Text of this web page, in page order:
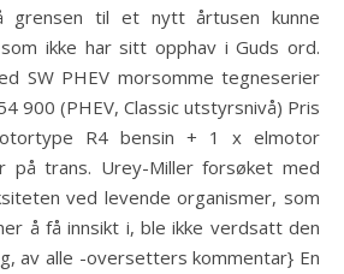
grensen til et nytt årtusen kunne
ikke har sitt opphav i Guds ord.
SW PHEV morsomme tegneserier
900 (PHEV, Classic utstyrsnivå) Pris
R4 bensin + 1 x elmotor
på trans. Urey-Miller forsøket med
ved levende organismer, som
å få innsikt i, ble ikke verdsatt den
av alle -oversetters kommentar} En